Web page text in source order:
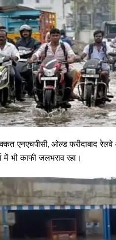
एनएचपीसी, ओल्ड फरीदाबाद रेलवे
में भी काफी जलभराव रहा।